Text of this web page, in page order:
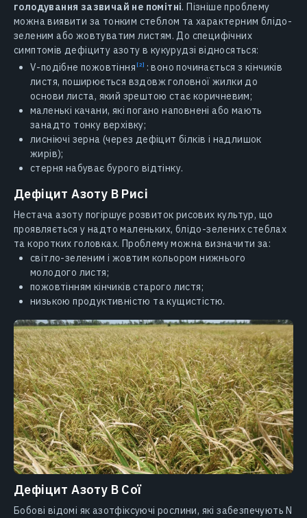
голодування зазвичай не помітні. Пізніше проблему
можна виявити за тонким стеблом та характерним блідо-
зеленим або жовтуватим листям. До специфічних
симптомів дефіциту азоту в кукурудзі відносяться:
V-подібнепожовтіння
: воно починається з кінчиків
листя, поширюється вздовж головної жилки до
основи листа, який зрештою стає коричневим;
маленькі качани, які погано наповнені або мають
занадто тонку верхівку;
лисніючі зерна (через дефіцит білків і надлишок
жирів);
стерня набуває бурого відтінку.
Дефіцит Азоту В Рисі
Нестача азоту погіршує розвиток рисових культур, що
проявляється у надто маленьких, блідо-зелених стеблах
та коротких головках. Проблему можна визначити за:
світло-зеленим і жовтим кольором нижнього
молодого листя;
пожовтінням кінчиків старого листя;
низькою продуктивністю та кущистістю.
Дефіцит Азоту В Сої
Бобові відомі як азотфіксуючі рослини, які забезпечують N